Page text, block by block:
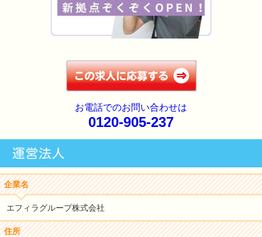
お電話でのお問い合わせは
0120-905-237
企業名
エフィラグループ株式会社
住所